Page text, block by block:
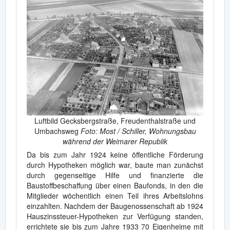
Luftbild Gecksbergstraße, Freudenthalstraße und
Umbachsweg Foto: Most / Schiller, Wohnungsbau
während der Weimarer Republik
Da bis zum Jahr 1924 keine öffentliche Förderung
durch Hypotheken möglich war, baute man zunächst
durch gegenseitige Hilfe und finanzierte die
Baustoffbeschaffung über einen Baufonds, in den die
Mitglieder wöchentlich einen Teil ihres Arbeitslohns
einzahlten. Nachdem der Baugenossenschaft ab 1924
Hauszinssteuer-Hypotheken zur Verfügung standen,
errichtete sie bis zum Jahre 1933 70 Eigenheime mit